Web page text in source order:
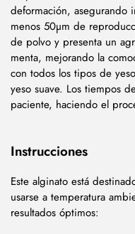
deformación, asegurando
menos 50µm de
de polvo y presenta un
menta, mejorando la
con todos los tipos de
yeso suave. Los tiempos
paciente, haciendo el
Instrucciones
Este alginato está
usarse a temperatura
resultados óptimos: